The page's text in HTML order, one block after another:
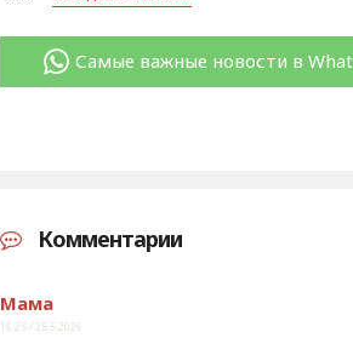
Самые важные новости в
Комментарии
Мама
16:25 / 25.5.2026